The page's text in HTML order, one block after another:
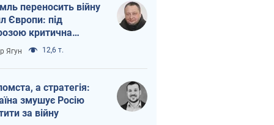
переносить війну
Європи: під
критична
Ягун 12,6 т.
а стратегія:
змушує Росію
за війну